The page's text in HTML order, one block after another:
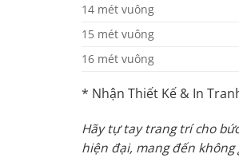
14 mét vuông
15 mét vuông
16 mét vuông
* Nhận Thiết Kế & In
Hãy tự tay trang trí cho
hiện đại, mang đến